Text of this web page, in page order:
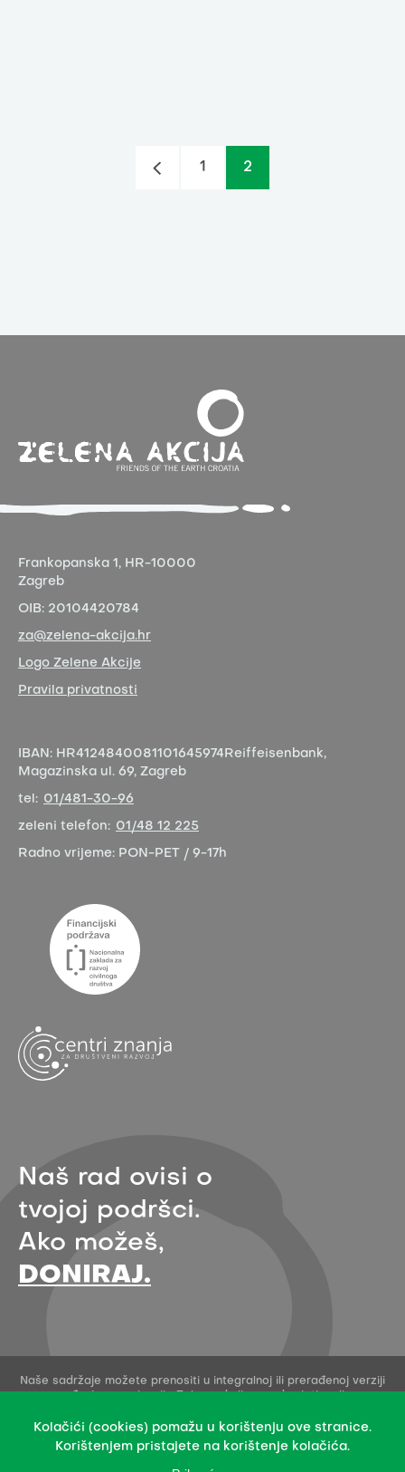
1 2
Frankopanska 1, HR-10000
Zagreb
OIB: 20104420784
za@zelena-akcija.hr
Logo Zelene Akcije
Pravila privatnosti
IBAN: HR4124840081101645974 Reiffeisenbank,
Magazinska ul. 69, Zagreb
tel: 01/481-30-96
zeleni telefon: 01/48 12 225
Radno vrijeme: PON-PET / 9-17h
Naš rad ovisi o
tvojoj podršci.
Ako možeš,
DONIRAJ.
Naše sadržaje možete prenositi u integralnoj ili prerađenoj verziji
Ovo dopuštenje se ne odnosi na stock fotografije i embedane
sadržaje drugih stvaratelja.
Kolačići (cookies) pomažu u korištenju ove stranice.
Korištenjem pristajete na korištenje kolačića.